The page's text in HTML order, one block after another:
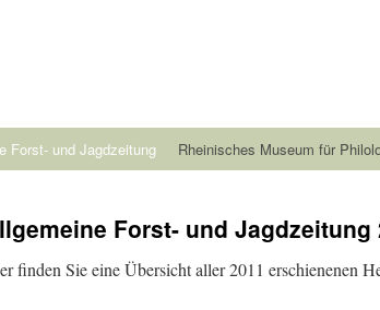
Forst- und Jagdzeitung Rheinisches Museum für
Forst- und Jagdzeitung
finden Sie eine Übersicht aller 2011 erschienenen